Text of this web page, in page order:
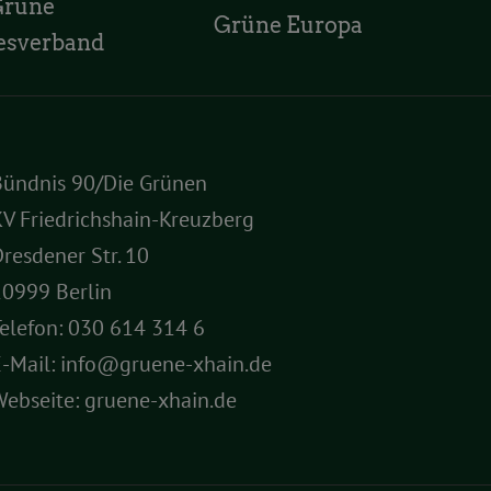
Grüne Europa
90/Die Grünen
Friedrichshain-Kreuzberg
Str. 10
Berlin
030 614 314 6
Mail: info@gruene-xhain.de
gruene-xhain.de